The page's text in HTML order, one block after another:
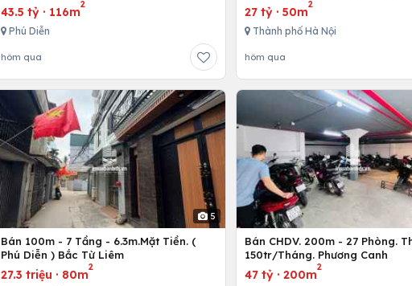
43.5 tỷ · 116m
2
Phú Diễn
hôm qua
27 tỷ· 50m
2
Thành phố Hà Nội
hôm qua
5
Bán 100m - 7 Tầng - 6.3m.Mặt Tiền. (
Phú Diễn ) Bắc Từ Liêm
27.3 triệu · 80m
2
Bán CHDV. 200m - 27 Phòng.
150tr/Tháng. Phương Canh
47 tỷ· 200m
2